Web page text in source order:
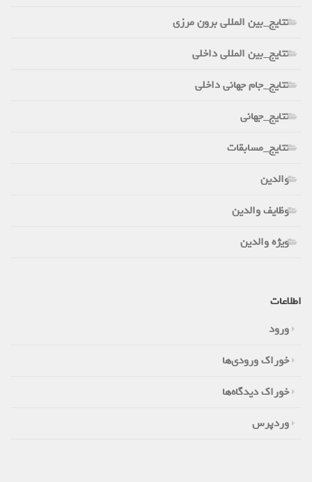
نتایج_بین المللی برون مرزی
نتایج_بین المللی داخلی
نتایج_جام جهانی داخلی
نتایج_جهانی
نتایج_مسابقات
والدین
وظایف والدین
ویژه والدین
اطلاعات
ورود
خوراک ورودی‌ها
خوراک دیدگاه‌ها
وردپرس